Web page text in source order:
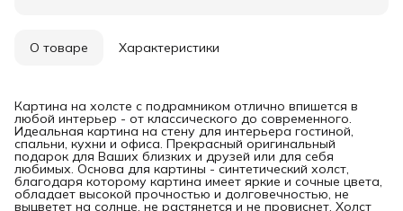
О товаре Характеристики
Картина на холсте с подрамником отлично впишется в
любой интерьер - от классического до современного.
Идеальная картина на стену для интерьера гостиной,
спальни, кухни и офиса. Прекрасный оригинальный
подарок для Ваших близких и друзей или для себя
любимых. Основа для картины - синтетический холст,
благодаря которому картина имеет яркие и сочные цвета,
обладает высокой прочностью и долговечностью, не
выцветет на солнце, не растянется и не провиснет. Холст